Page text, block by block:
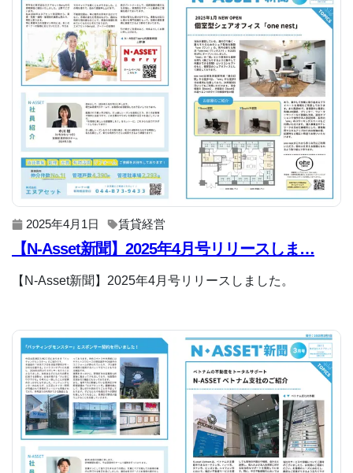
2025年4月1日 賃貸経営
【N-Asset新聞】2025年4月号リリースしま…
【N-Asset新聞】2025年4月号リリースしました。